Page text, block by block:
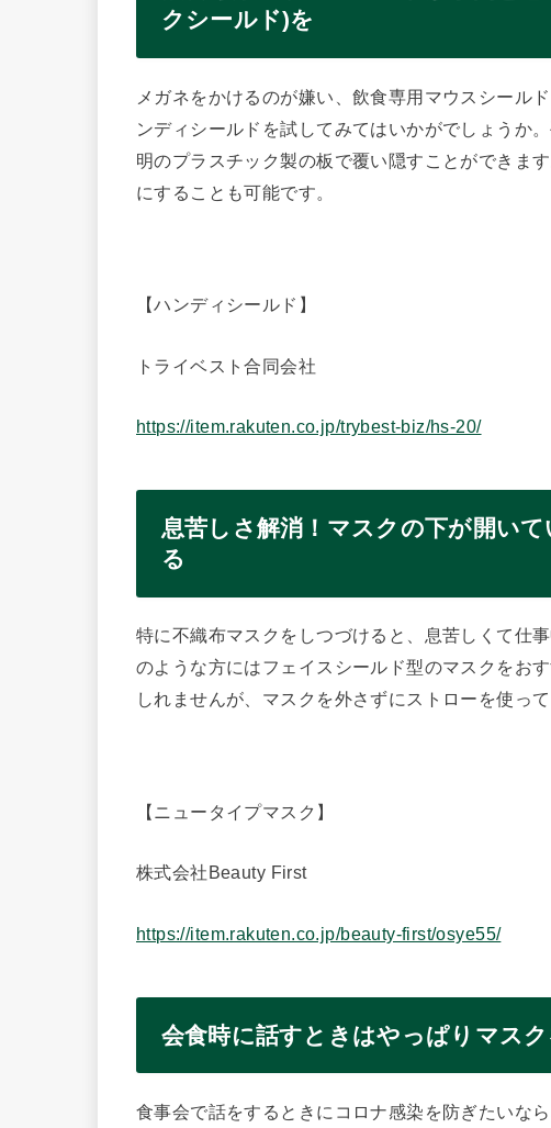
クシールド)を
メガネをかけるのが嫌い、飲食専用マウスシール
ンディシールドを試してみてはいかがでしょうか
明のプラスチック製の板で覆い隠すことができま
にすることも可能です。
【ハンディシールド】
トライベスト合同会社
https://item.rakuten.co.jp/trybest-biz/hs-20/
息苦しさ解消！マスクの下が開い
る
特に不織布マスクをしつづけると、息苦しくて仕
のような方にはフェイスシールド型のマスクをお
しれませんが、マスクを外さずにストローを使っ
【ニュータイプマスク】
株式会社Beauty First
https://item.rakuten.co.jp/beauty-first/osye55/
会食時に話すときはやっぱりマス
食事会で話をするときにコロナ感染を防ぎたいな